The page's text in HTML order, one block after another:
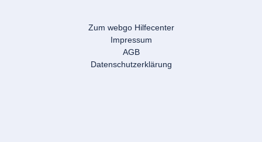
Zum webgo Hilfecenter
Impressum
AGB
Datenschutzerklärung